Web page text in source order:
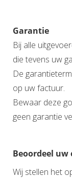
Garantie
Bij alle
die tevens uw
De
op uw factuur.
Bewaar deze
geen garantie
Beoordeel
Wij stellen het